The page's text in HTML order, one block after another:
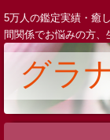
5万人の鑑定実績・癒
間関係でお悩みの方、
グラ